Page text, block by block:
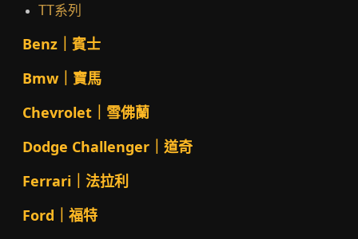
TT系列
Benz｜賓士
Bmw｜寶馬
Chevrolet｜雪佛蘭
Dodge Challenger｜道奇
Ferrari｜法拉利
Ford｜福特